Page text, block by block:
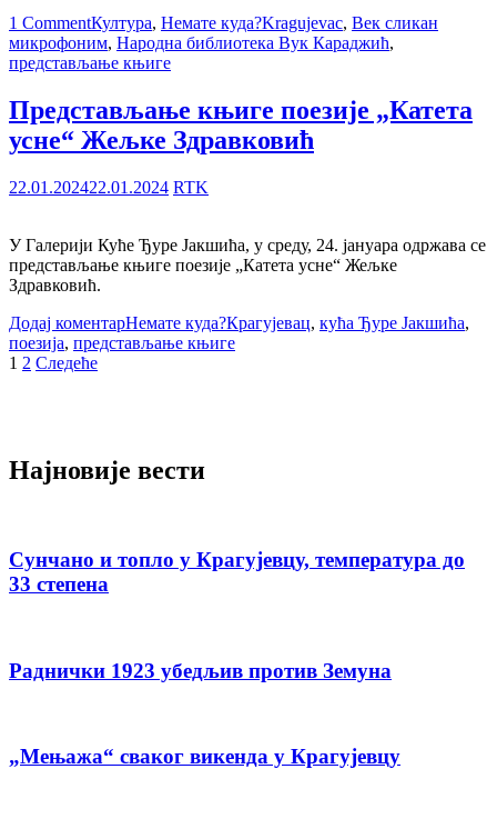
1 CommentКултура, Немате куда?Kragujevac, Век сликан
микрофоним, Народна библиотека Вук Караджић,
представљање књиге
Представљање књиге поезије „Катета
усне“ Жељке Здравковић
22.01.202422.01.2024 RTK
У Галерији Куће Ђуре Јакшића, у среду, 24. јануара одржава се
представљање књиге поезије „Катета усне“ Жељке
Здравковић.
Додај коментарНемате куда?Крагујевац, кућа Ђуре Јакшића,
поезија, представљање књиге
Пагинација
1 2 Следеће
Најновије вести
Сунчано и топло у Крагујевцу, температура до
33 степена
Раднички 1923 убедљив против Земуна
„Мењажа“ сваког викенда у Крагујевцу